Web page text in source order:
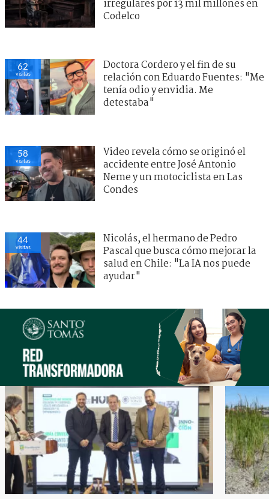
irregulares por 13 mil millones en
Codelco
62
visitas
Doctora Cordero y el fin de su
relación con Eduardo Fuentes: "Me
tenía odio y envidia. Me
detestaba"
58
visitas
Video revela cómo se originó el
accidente entre José Antonio
Neme y un motociclista en Las
Condes
44
visitas
Nicolás, el hermano de Pedro
Pascal que busca cómo mejorar la
salud en Chile: "La IA nos puede
ayudar"